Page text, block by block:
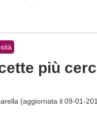
più
(aggiornata il 09-01-